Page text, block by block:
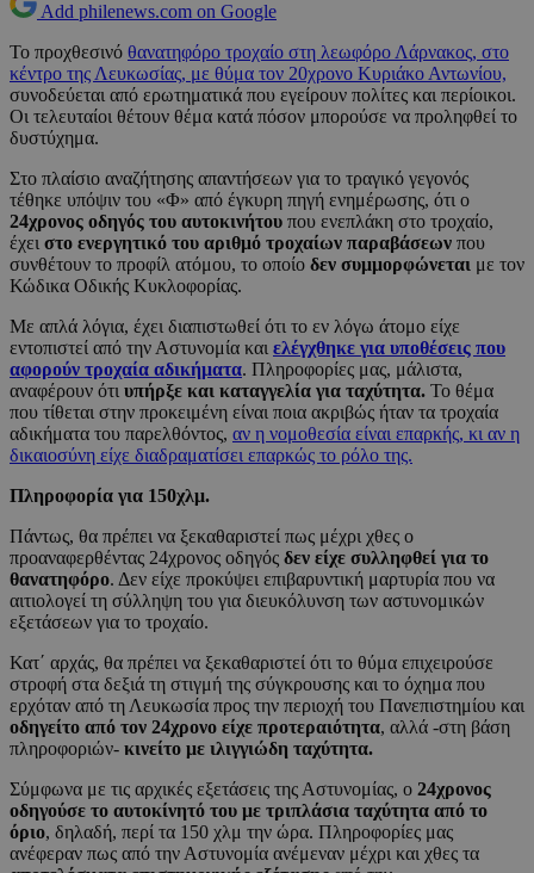
Add philenews.com on Google
Το προχθεσινό θανατηφόρο τροχαίο στη λεωφόρο Λάρνακος, στο
κέντρο της Λευκωσίας, με θύμα τον 20χρονο Κυριάκο Αντωνίου,
συνοδεύεται από ερωτηματικά που εγείρουν πολίτες και περίοικοι.
Οι τελευταίοι θέτουν θέμα κατά πόσον μπορούσε να προληφθεί το
δυστύχημα.
Στο πλαίσιο αναζήτησης απαντήσεων για το τραγικό γεγονός
τέθηκε υπόψιν του «Φ» από έγκυρη πηγή ενημέρωσης, ότι ο
24χρονος οδηγός του αυτοκινήτου που ενεπλάκη στο τροχαίο,
έχει στο ενεργητικό του αριθμό τροχαίων παραβάσεων που
συνθέτουν το προφίλ ατόμου, το οποίο δεν συμμορφώνεται με τον
Κώδικα Οδικής Κυκλοφορίας.
Με απλά λόγια, έχει διαπιστωθεί ότι το εν λόγω άτομο είχε
εντοπιστεί από την Αστυνομία και ελέγχθηκε για υποθέσεις που
αφορούν τροχαία αδικήματα. Πληροφορίες μας, μάλιστα,
αναφέρουν ότι υπήρξε και καταγγελία για ταχύτητα. Το θέμα
που τίθεται στην προκειμένη είναι ποια ακριβώς ήταν τα τροχαία
αδικήματα του παρελθόντος, αν η νομοθεσία είναι επαρκής, κι αν η
δικαιοσύνη είχε διαδραματίσει επαρκώς το ρόλο της.
Πληροφορία για 150χλμ.
Πάντως, θα πρέπει να ξεκαθαριστεί πως μέχρι χθες ο
προαναφερθέντας 24χρονος οδηγός δεν είχε συλληφθεί για το
θανατηφόρο. Δεν είχε προκύψει επιβαρυντική μαρτυρία που να
αιτιολογεί τη σύλληψη του για διευκόλυνση των αστυνομικών
εξετάσεων για το τροχαίο.
Κατ΄ αρχάς, θα πρέπει να ξεκαθαριστεί ότι το θύμα επιχειρούσε
στροφή στα δεξιά τη στιγμή της σύγκρουσης και το όχημα που
ερχόταν από τη Λευκωσία προς την περιοχή του Πανεπιστημίου και
οδηγείτο από τον 24χρονο είχε προτεραιότητα, αλλά -στη βάση
πληροφοριών- κινείτο με ιλιγγιώδη ταχύτητα.
Σύμφωνα με τις αρχικές εξετάσεις της Αστυνομίας, ο 24χρονος
οδηγούσε το αυτοκίνητό του με τριπλάσια ταχύτητα από το
όριο, δηλαδή, περί τα 150 χλμ την ώρα. Πληροφορίες μας
ανέφεραν πως από την Αστυνομία ανέμεναν μέχρι και χθες τα